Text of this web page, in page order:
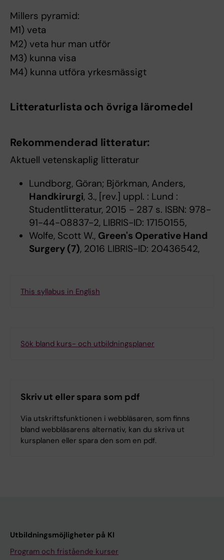
Millers pyramid:
M1) veta
M2) veta hur man utför
M3) kunna visa
M4) kunna utföra yrkesmässigt
Litteraturlista och övriga läromedel
Rekommenderad litteratur:
Aktuell vetenskaplig litteratur
Lundborg, Göran; Björkman, Anders,
Handkirurgi, 3., [rev.] uppl. : Lund :
Studentlitteratur, 2015 - 287 s. ISBN: 978-
91-44-08837-2, LIBRIS-ID: 17150155,
Wolfe, Scott W., Green's Operative Hand
Surgery (7), 2016 LIBRIS-ID: 20436542,
This syllabus in English
Sök bland kurs- och utbildningsplaner
Skriv ut eller spara som pdf
Via utskriftsfunktionen i webbläsaren, som finns
bland webbläsarens alternativ, kan du skriva ut
kursplanen eller spara den som en pdf.
Utbildningsmöjligheter på KI
Program och fristående kurser